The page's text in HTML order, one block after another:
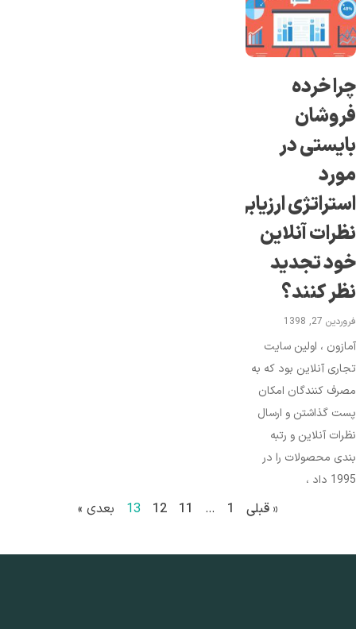
خرده
در
ارزیابی
آنلاین
تجدید
کنند؟
27, 1398
، اولین سایت
آنلاین بود که به
کنندگان امکان
گذاشتن و ارسال
آنلاین و رتبه
محصولات را در
داد ،
« قبلی …
11
12
13 بعدی »